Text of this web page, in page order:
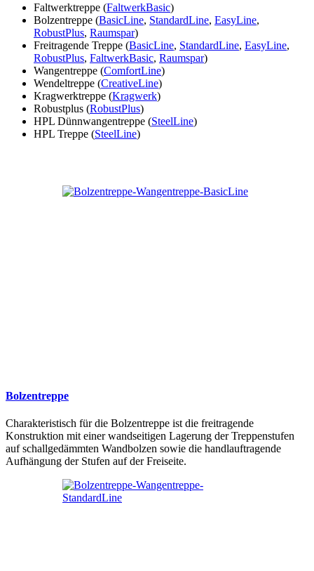
Faltwerktreppe (FaltwerkBasic)
Bolzentreppe (BasicLine, StandardLine, EasyLine,
RobustPlus, Raumspar)
Freitragende Treppe (BasicLine, StandardLine, EasyLine,
RobustPlus, FaltwerkBasic, Raumspar)
Wangentreppe (ComfortLine)
Wendeltreppe (CreativeLine)
Kragwerktreppe (Kragwerk)
Robustplus (RobustPlus)
HPL Dünnwangentreppe (SteelLine)
HPL Treppe (SteelLine)
Bolzentreppe
Charakteristisch für die Bolzentreppe ist die freitragende
Konstruktion mit einer wandseitigen Lagerung der Treppenstufen
auf schallgedämmten Wandbolzen sowie die handlauftragende
Aufhängung der Stufen auf der Freiseite.